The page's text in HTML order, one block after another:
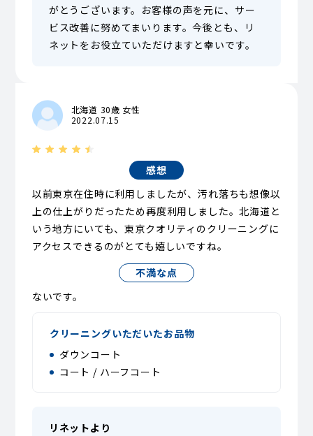
がとうございます。お客様の声を元に、サー
ビス改善に努めてまいります。今後とも、リ
ネットをお役立ていただけますと幸いです。
北海道 30歳 女性
2022.07.15
感想
以前東京在住時に利用しましたが、汚れ落ちも想像以
上の仕上がりだったため再度利用しました。北海道と
いう地方にいても、東京クオリティのクリーニングに
アクセスできるのがとても嬉しいですね。
不満な点
ないです。
クリーニングいただいたお品物
ダウンコート
コート / ハーフコート
リネットより